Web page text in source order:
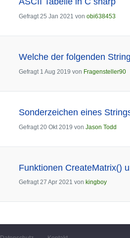
Gefragt 25 Jan 2021 von obi638453
Welche der folgenden
Gefragt 1 Aug 2019 von Fragensteller90
Sonderzeichen eines
Gefragt 20 Okt 2019 von Jason Todd
Funktionen CreateMatrix()
Gefragt 27 Apr 2021 von kingboy